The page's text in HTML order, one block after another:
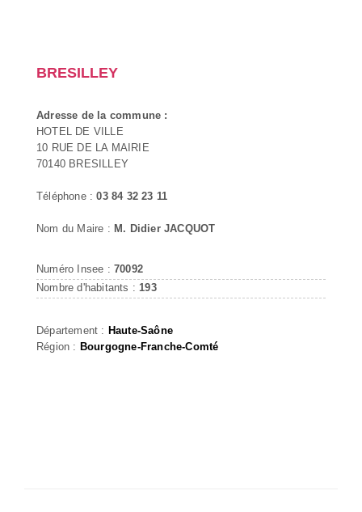
BRESILLEY
Adresse de la commune :
HOTEL DE VILLE
10 RUE DE LA MAIRIE
70140 BRESILLEY
Téléphone :03 84 32 23 11
Nom du Maire : M. Didier JACQUOT
Numéro Insee : 70092
Nombre d'habitants : 193
Département : Haute-Saône
Région : Bourgogne-Franche-Comté